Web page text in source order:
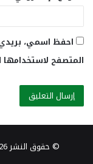
احفظ اسمي، بريدي
المتصفح
© حقوق النشر 2026، جميع الحقوق محفوظة | filstad.com